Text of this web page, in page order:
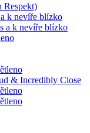
Respekt)
a k nevíře blízko
a k nevíře blízko
& Incredibly Close